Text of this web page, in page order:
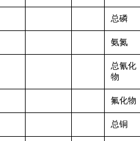
总磷
氨氮
总氰化
物
氟化物
总铜